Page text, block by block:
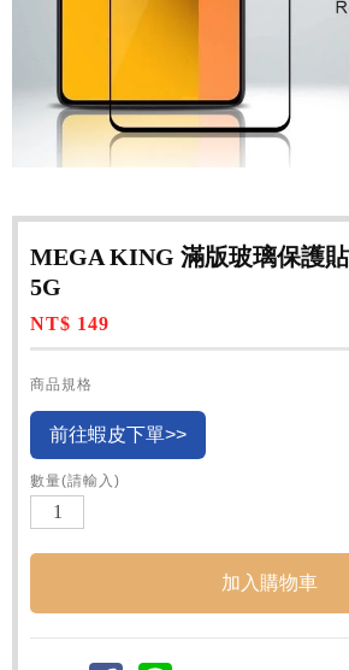
MEGA KING 滿版玻璃保護
5G
NT$ 149
商品規格
前往蝦皮下單>>
數量(請輸入)